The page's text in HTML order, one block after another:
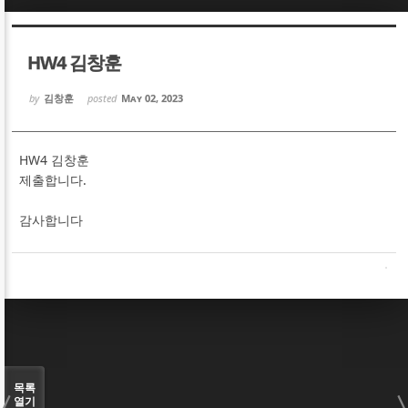
HW4 김창훈
by 김창훈 posted May 02, 2023
HW4 김창훈
제출합니다.
감사합니다
목록
열기
Sketchbook5, 스케치북5
Sketchbook5, 스케치북5
Sketchbook5, 스케치북5
Sketchbook5, 스케치북5